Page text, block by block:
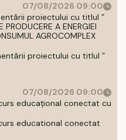
07/08/2026 09:00
proiectului cu titlul ”
PRODUCERE A ENERGIEI
AGROCOMPLEX
proiectului cu titlul ”
07/08/2026 09:00
educațional conectat cu
educational conectat